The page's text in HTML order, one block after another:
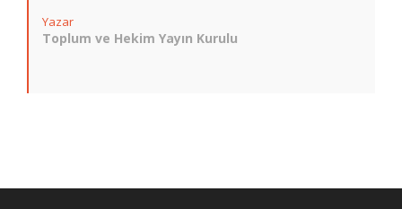
Yazar
Toplum ve Hekim Yayın Kurulu